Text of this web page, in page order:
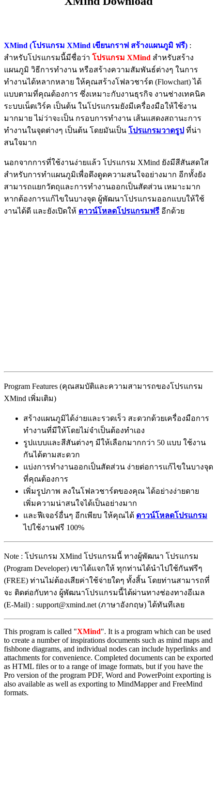
XMind (โปรแกรม XMind เขียนกราฟ สร้างแผนภูมิ ฟรี) :
สำหรับโปรแกรมนี้มีชื่อว่า โปรแกรม XMind สำหรับสร้าง
แผนภูมิ วิธีการทำงาน หรือสร้างความสัมพันธ์ต่างๆ ในการ
ทำงานได้หลากหลาย ให้คุณสร้างโฟลวชาร์ต (Flowchart) ได้
แบบตามที่คุณต้องการ ซึ่งเหมาะกับงานธุรกิจ งานช่างเทคนิค
ระบบเน็ตเวิร์ค เป็นต้น ในโปรแกรมยังมีเครื่องมือให้ใช้งาน
มากมาย ไม่ว่าจะเป็น กรอบการทำงาน เส้นแสดงสถานะการ
ทำงานในจุดต่างๆ เป็นต้น โดยมันเป็น โปรแกรมวาดรูป ที่น่า
สนใจมาก
นอกจากการที่ใช้งานง่ายแล้ว โปรแกรม XMind ยังมีสีสันสดใส
สำหรับการทำแผนภูมิเพื่อดึงดูดความสนใจอย่างมาก อีกทั้งยัง
สามารถแยกวัตถุและการทำงานออกเป็นสัดส่วน เหมาะมาก
หากต้องการแก้ไขในบางจุด ผู้พัฒนาโปรแกรมออกแบบให้ใช้
งานได้ดี และยังเปิดให้ ดาวน์โหลดโปรแกรมฟรี อีกด้วย
Program Features (คุณสมบัติและความสามารถของโปรแกรม
XMind เพิ่มเติม)
สร้างแผนภูมิได้ง่ายและรวดเร็ว สะดวกด้วยเครื่องมือการ
ทำงานที่มีให้โดยไม่จำเป็นต้องทำเอง
รูปแบบและสีสันต่างๆ มีให้เลือกมากกว่า 50 แบบ ใช้งาน
กันได้ตามสะดวก
แบ่งการทำงานออกเป็นสัดส่วน ง่ายต่อการแก้ไขในบางจุด
ที่คุณต้องการ
เพิ่มรูปภาพ ลงในโฟลวชาร์ตของคุณ ได้อย่างง่ายดาย
เพิ่มความน่าสนใจได้เป็นอย่างมาก
และฟีเจอร์อื่นๆ อีกเพียบ ให้คุณได้ ดาวน์โหลดโปรแกรม
ไปใช้งานฟรี 100%
Note : โปรแกรม XMind โปรแกรมนี้ ทางผู้พัฒนา โปรแกรม
(Program Developer) เขาได้แจกให้ ทุกท่านได้นำไปใช้กันฟรีๆ
(FREE) ท่านไม่ต้องเสียค่าใช้จ่ายใดๆ ทั้งสิ้น โดยท่านสามารถที่
จะ ติดต่อกับทาง ผู้พัฒนาโปรแกรมนี้ได้ผ่านทางช่องทางอีเมล
(E-Mail) : support@xmind.net (ภาษาอังกฤษ) ได้ทันทีเลย
This program is called "XMind". It is a program which can be used
to create a number of inspirations documents such as mind maps and
fishbone diagrams, and individual nodes can include hyperlinks and
attachments for convenience. Completed documents can be exported
as HTML files or to a range of image formats, but if you have the
Pro version of the program PDF, Word and PowerPoint exporting is
also available as well as exporting to MindMapper and FreeMind
formats.